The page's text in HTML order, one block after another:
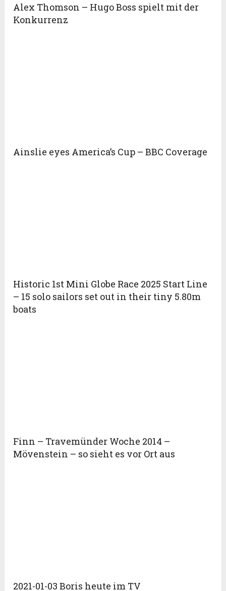
Alex Thomson – Hugo Boss spielt mit der
Konkurrenz
Ainslie eyes America’s Cup – BBC Coverage
Historic 1st Mini Globe Race 2025 Start Line
– 15 solo sailors set out in their tiny 5.80m
boats
Finn – Travemünder Woche 2014 –
Mövenstein – so sieht es vor Ort aus
2021-01-03 Boris heute im TV